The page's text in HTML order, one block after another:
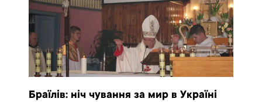
Браїлів: ніч чування за мир в Україні